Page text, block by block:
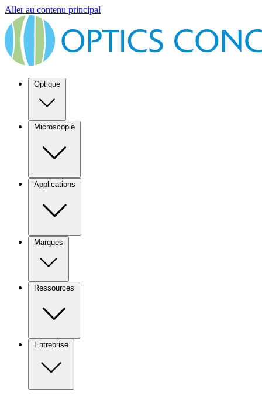
Aller au contenu principal
Optique
Microscopie
Applications
Marques
Ressources
Entreprise